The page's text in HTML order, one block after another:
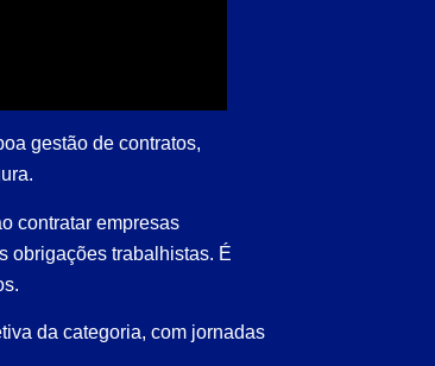
gestão de contratos,
contratar empresas
obrigações trabalhistas. É
da categoria, com jornadas